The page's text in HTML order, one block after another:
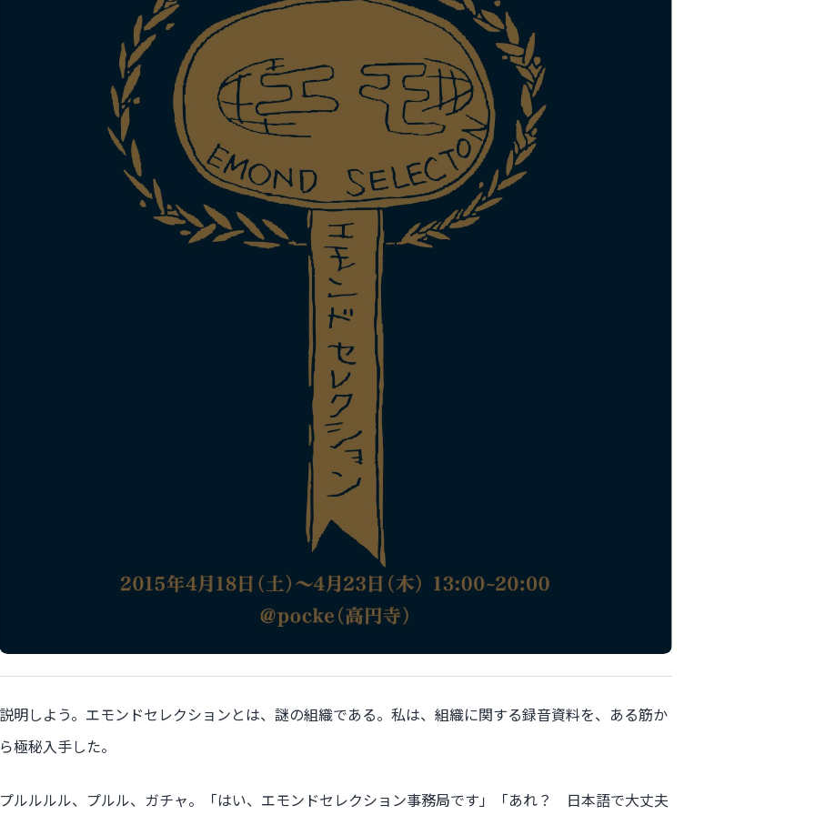
説明しよう。エモンドセレクションとは、謎の組織である。私は、組織に関する録音資料を、ある筋か
ら極秘入手した。
プルルルル、プルル、ガチャ。「はい、エモンドセレクション事務局です」「あれ？ 日本語で大丈夫